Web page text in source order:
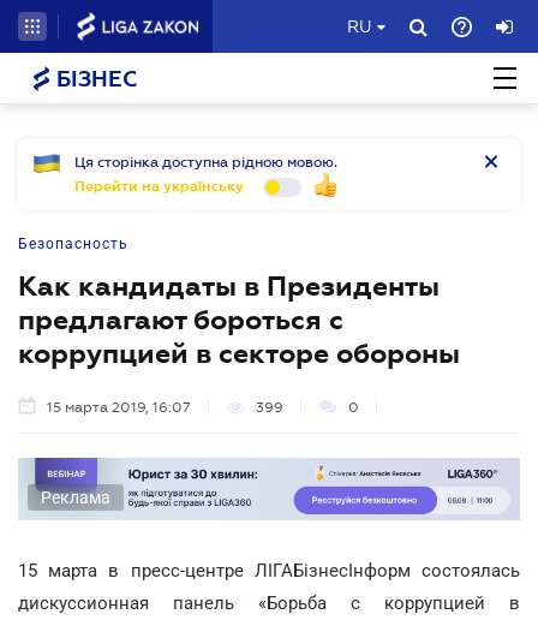
RU
БІЗНЕС
Ця сторінка доступна рідною мовою.
Перейти на українську
Безопасность
Как кандидаты в Президенты
предлагают бороться с
коррупцией в секторе обороны
15 марта 2019, 16:07 399 0
Реклама
15 марта в пресс-центре ЛIГАБiзнесIнформ состоялась
дискуссионная панель «Борьба с коррупцией в